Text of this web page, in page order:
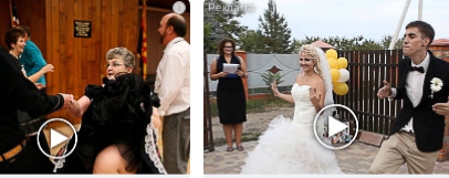
i